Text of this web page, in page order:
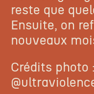
reste que
Ensuite, on
nouveaux
Crédits photo